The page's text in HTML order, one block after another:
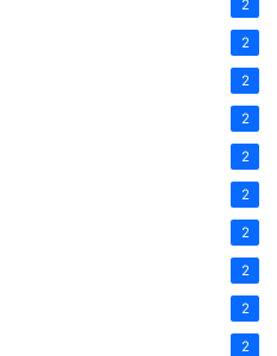
2
2
2
2
2
2
2
2
2
2